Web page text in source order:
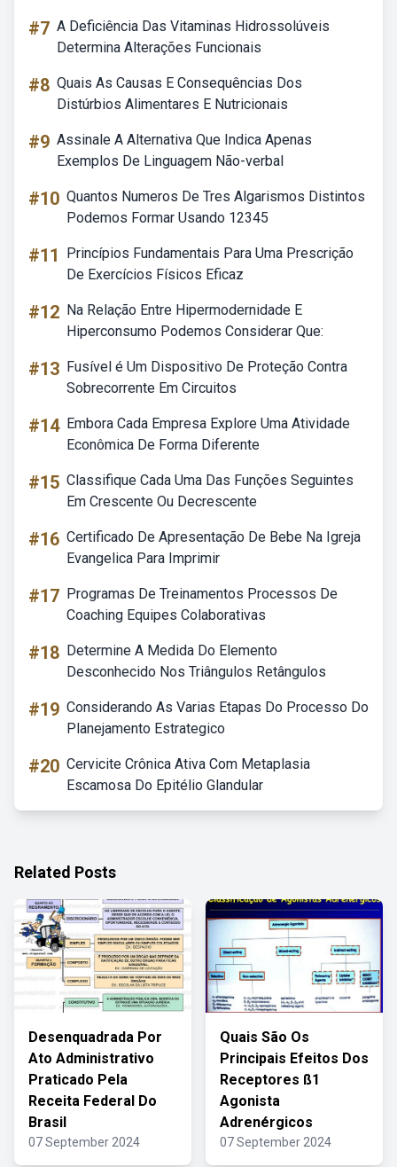
#7 A Deficiência Das Vitaminas Hidrossolúveis
Determina Alterações Funcionais
#8 Quais As Causas E Consequências Dos
Distúrbios Alimentares E Nutricionais
#9 Assinale A Alternativa Que Indica Apenas
Exemplos De Linguagem Não-verbal
#10 Quantos Numeros De Tres Algarismos Distintos
Podemos Formar Usando 12345
#11
Princípios Fundamentais Para Uma Prescrição
De Exercícios Físicos Eficaz
#12 Na Relação Entre Hipermodernidade E
Hiperconsumo Podemos Considerar Que:
#13 Fusível é Um Dispositivo De Proteção Contra
Sobrecorrente Em Circuitos
#14 Embora Cada Empresa Explore Uma Atividade
Econômica De Forma Diferente
#15 Classifique Cada Uma Das Funções Seguintes
Em Crescente Ou Decrescente
#16 Certificado De Apresentação De Bebe Na Igreja
Evangelica Para Imprimir
#17 Programas De Treinamentos Processos De
Coaching Equipes Colaborativas
#18 Determine A Medida Do Elemento
Desconhecido Nos Triângulos Retângulos
#19 Considerando As Varias Etapas Do Processo Do
Planejamento Estrategico
#20 Cervicite Crônica Ativa Com Metaplasia
Escamosa Do Epitélio Glandular
Related Posts
Desenquadrada Por
Ato Administrativo
Praticado Pela
Receita Federal Do
Brasil
07 September 2024
Quais São Os
Principais Efeitos Dos
Receptores ß1
Agonista
Adrenérgicos
07 September 2024